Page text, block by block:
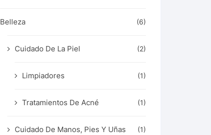
Belleza (6)
Cuidado De La Piel (2)
Limpiadores (1)
Tratamientos De Acné (1)
Cuidado De Manos, Pies Y Uñas (1)